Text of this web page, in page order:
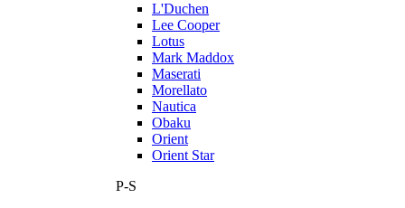
L'Duchen
Lee Cooper
Lotus
Mark Maddox
Maserati
Morellato
Nautica
Obaku
Orient
Orient Star
P-S